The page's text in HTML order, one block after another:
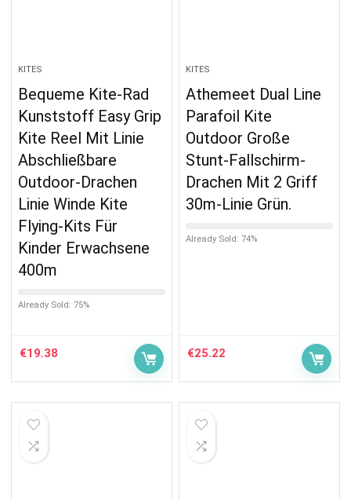
KITES
Bequeme Kite-Rad
Kunststoff Easy Grip
Kite Reel Mit Linie
Abschließbare
Outdoor-Drachen
Linie Winde Kite
Flying-Kits Für
Kinder Erwachsene
400m
Already Sold: 75%
€19.38
KITES
Athemeet Dual Line
Parafoil Kite
Outdoor Große
Stunt-Fallschirm-
Drachen Mit 2 Griff
30m-Linie Grün.
Already Sold: 74%
€25.22